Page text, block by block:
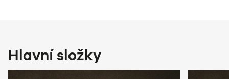
Hlavní složky